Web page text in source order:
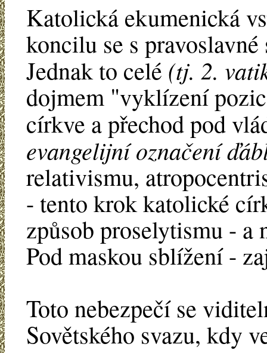
Katolická ekumenická
koncilu se s
Jednak to celé (tj. 2.
dojmem "vyklízení
církve a přechod pod
evangelijní označení
relativismu,
- tento krok katolické
způsob proselytismu - a
Pod maskou sblížení -
Toto nebezpečí se
Sovětského svazu, kdy